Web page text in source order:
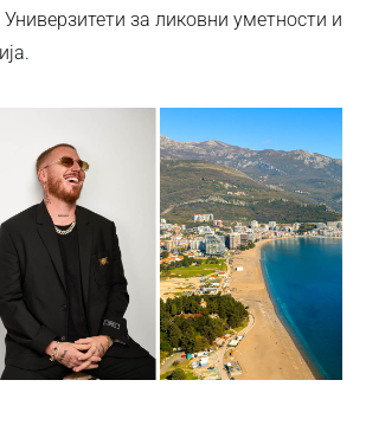
Универзитети за ликовни уметности и